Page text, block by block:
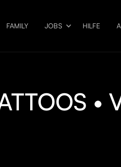
FAMILY JOBS HILFE
•